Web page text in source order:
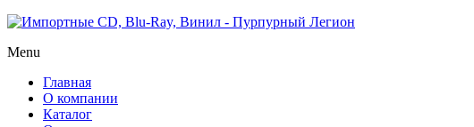
Menu
Главная
О компании
Каталог